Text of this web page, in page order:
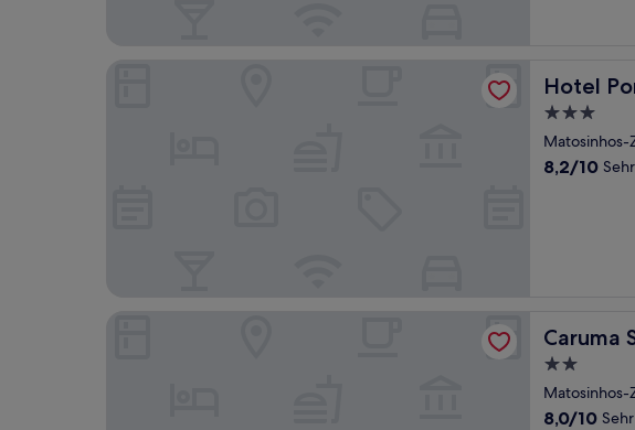
Hotel
Hotel
3.0-
Sterne-
Unterkunft
Matosinhos-
8.2
8,2/10
Caruma
Caruma
2.0-
Sterne-
Unterkunft
Matosinhos-
8.0
8,0/10